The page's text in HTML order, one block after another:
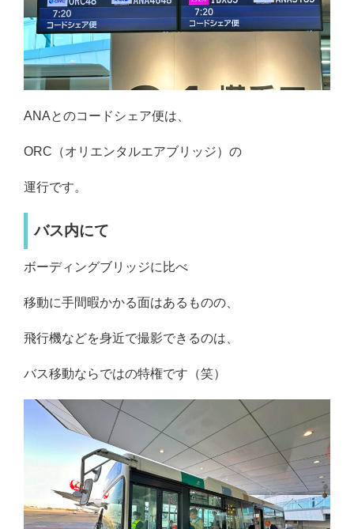
ANAとのコードシェア便は、
ORC（オリエンタルエアブリッジ）の
運行です。
バス内にて
ボーディングブリッジに比べ
移動に手間暇かかる面はあるものの、
飛行機などを身近で撮影できるのは、
バス移動ならではの特権です（笑）